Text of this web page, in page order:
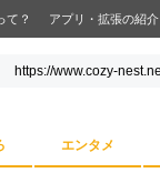
て？ アプリ・拡張の紹介
エンタメ